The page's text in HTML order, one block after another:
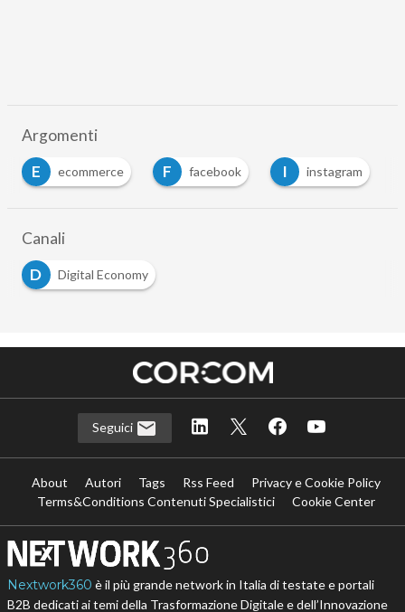
Argomenti
E
ecommerce F facebook I instagram
Canali
D
Digital Economy
Seguici
About Autori Tags Rss Feed
Privacy e Cookie Policy
Terms&Conditions Contenuti Specialistici
Cookie Center
Nextwork360 è il più grande network in Italia di testate e portali
B2B dedicati ai temi della Trasformazione Digitale e dell’Innovazione